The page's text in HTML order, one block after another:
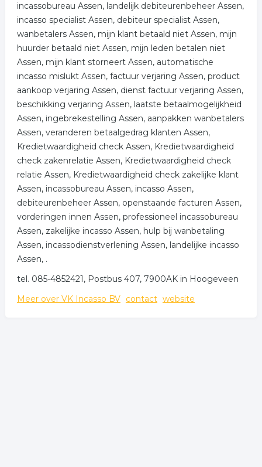
Wij vonden meer informatie over financieel adviseur.
De volgende trefwoorden vallen ook onder deze
bedrijven rubriek:
hypotheken leningen financieringen
verzekering pensioen beleggen
.
incassobureau Assen, landelijk debiteurenbeheer Assen,
incasso specialist Assen, debiteur specialist Assen,
wanbetalers Assen, mijn klant betaald niet Assen, mijn
huurder betaald niet Assen, mijn leden betalen niet
Assen, mijn klant storneert Assen, automatische
incasso mislukt Assen, factuur verjaring Assen, product
aankoop verjaring Assen, dienst factuur verjaring Assen,
beschikking verjaring Assen, laatste betaalmogelijkheid
Assen, ingebrekestelling Assen, aanpakken wanbetalers
Assen, veranderen betaalgedrag klanten Assen,
Kredietwaardigheid check Assen, Kredietwaardigheid
check zakenrelatie Assen, Kredietwaardigheid check
relatie Assen, Kredietwaardigheid check zakelijke klant
Assen, incassobureau Assen, incasso Assen,
debiteurenbeheer Assen, openstaande facturen Assen,
vorderingen innen Assen, professioneel incassobureau
Assen, zakelijke incasso Assen, hulp bij wanbetaling
Assen, incassodienstverlening Assen, landelijke incasso
Assen, .
tel. 085-4852421, Postbus 407, 7900AK in Hoogeveen
Meer over VK Incasso BV contact website